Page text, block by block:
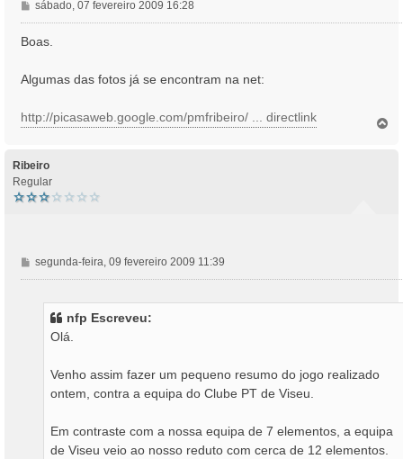
M
e
n
g
m
sábado, 07 fevereiro 2009 16:28
Boas.
Algumas das fotos já se encontram na net:
http://picasaweb.google.com/pmfribeiro/ ... directlink
Ribeiro
Regular
M
e
segunda-feira, 09 fevereiro 2009 11:39
nfp Escreveu:
Olá.
Venho assim fazer um pequeno resumo do jogo realizado
ontem, contra a equipa do Clube PT de Viseu.
Em contraste com a nossa equipa de 7 elementos, a equipa
de Viseu veio ao nosso reduto com cerca de 12 elementos.